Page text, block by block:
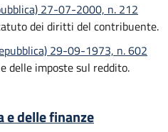
27-07-2000, n. 212
dei diritti del contribuente.
29-09-1973, n. 602
delle imposte sul reddito.
delle finanze